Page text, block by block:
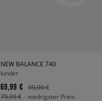
NEW BALANCE 740
kinder
69,99 €
99,99 €
79,99 € - niedrigster Preis